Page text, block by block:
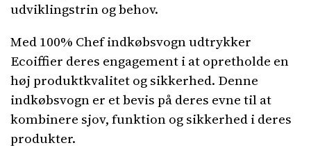
udviklingstrin og behov.
Med 100% Chef indkøbsvogn udtrykker
Ecoiffier deres engagement i at opretholde en
høj produktkvalitet og sikkerhed. Denne
indkøbsvogn er et bevis på deres evne til at
kombinere sjov, funktion og sikkerhed i deres
produkter.